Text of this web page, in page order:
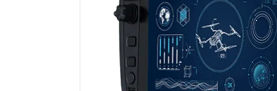
차량 탑재형 컴퓨터
Windows 차량 탑재 컴퓨터
안드로이드 차량 탑재 컴퓨터
차량 탑재 컴퓨터용 태블릿
임베
박스 PC
IoT 게이
라디오